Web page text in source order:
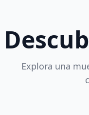
Explora una